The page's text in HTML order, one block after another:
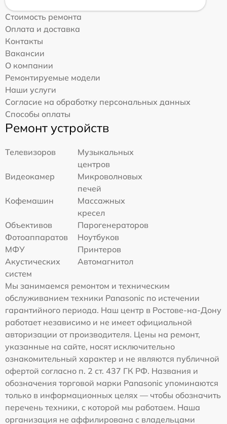
Стоимость ремонта
Оплата и доставка
Контакты
Вакансии
О компании
Ремонтируемые модели
Наши услуги
Согласие на обработку персональных данных
Способы оплаты
Ремонт устройств
Телевизоров
Музыкальных
центров
Видеокамер
Микроволновых
печей
Кофемашин
Массажных
кресел
Объективов
Парогенераторов
Фотоаппаратов
Ноутбуков
МФУ
Принтеров
Акустических
систем
Автомагнитол
Мы занимаемся ремонтом и техническим
обслуживанием техники Panasonic по истечении
гарантийного периода. Наш центр в Ростове-на-Дону
работает независимо и не имеет официальной
авторизации от производителя. Цены на ремонт,
указанные на сайте, носят исключительно
ознакомительный характер и не являются публичной
офертой согласно п. 2 ст. 437 ГК РФ. Названия и
обозначения торговой марки Panasonic упоминаются
только в информационных целях — чтобы обозначить
перечень техники, с которой мы работаем. Наша
организация не аффилирована с владельцами